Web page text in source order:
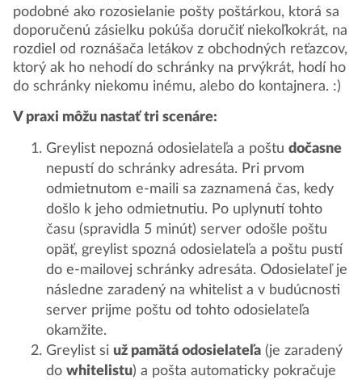
podobné ako rozosielanie pošty poštárkou, ktorá sa
doporučenú zásielku pokúša doručiť niekoľkokrát, na
rozdiel od roznášača letákov z obchodných reťazcov,
ktorý ak ho nehodí do schránky na prvýkrát, hodí ho
do schránky niekomu inému, alebo do kontajnera. :)
V praxi môžu nastať tri scenáre:
Greylist nepozná odosielateľa a poštu dočasne
nepustí do schránky adresáta. Pri prvom
odmietnutom e-maili sa zaznamená čas, kedy
došlo k jeho odmietnutiu. Po uplynutí tohto
času (spravidla 5 minút) server odošle poštu
opäť, greylist spozná odosielateľa a poštu pustí
do e-mailovej schránky adresáta. Odosielateľ je
následne zaradený na whitelist a v budúcnosti
server prijme poštu od tohto odosielateľa
okamžite.
Greylist si už pamätá odosielateľa(je zaradený
do whitelistu) a pošta automaticky pokračuje